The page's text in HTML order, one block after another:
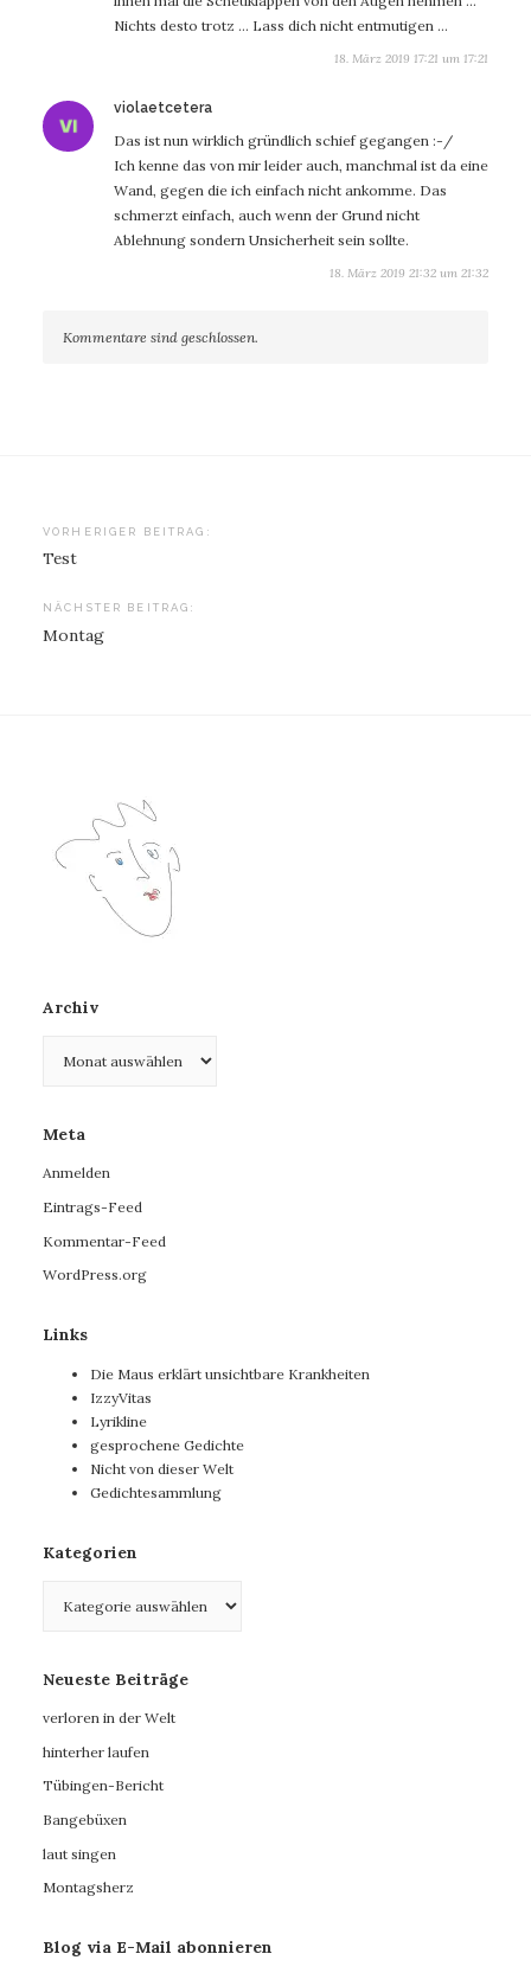
Nichts desto trotz … Lass dich nicht entmutigen …
18. März 2019 17:21 um 17:21
violaetcetera
Das ist nun wirklich gründlich schief gegangen :-/
Ich kenne das von mir leider auch, manchmal ist da eine
Wand, gegen die ich einfach nicht ankomme. Das
schmerzt einfach, auch wenn der Grund nicht
Ablehnung sondern Unsicherheit sein sollte.
18. März 2019 21:32 um 21:32
Kommentare sind geschlossen.
Beitragsnavigation
VORHERIGER BEITRAG:
Test
NÄCHSTER BEITRAG:
Montag
Archiv
Meta
Anmelden
Eintrags-Feed
Kommentar-Feed
WordPress.org
Links
Die Maus erklärt unsichtbare Krankheiten
IzzyVitas
Lyrikline
gesprochene Gedichte
Nicht von dieser Welt
Gedichtesammlung
Kategorien
Neueste Beiträge
verloren in der Welt
hinterher laufen
Tübingen-Bericht
Bangebüxen
laut singen
Montagsherz
Blog via E-Mail abonnieren